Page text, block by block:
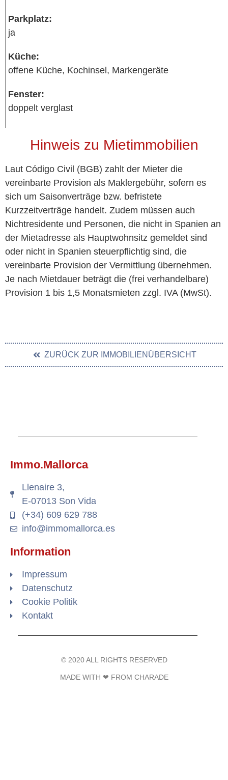
Parkplatz:
ja
Küche:
offene Küche, Kochinsel, Markengeräte
Fenster:
doppelt verglast
Hinweis zu Mietimmobilien
Laut Código Civil (BGB) zahlt der Mieter die
vereinbarte Provision als Maklergebühr, sofern es
sich um Saisonverträge bzw. befristete
Kurzzeitverträge handelt. Zudem müssen auch
Nichtresidente und Personen, die nicht in Spanien an
der Mietadresse als Hauptwohnsitz gemeldet sind
oder nicht in Spanien steuerpflichtig sind, die
vereinbarte Provision der Vermittlung übernehmen.
Je nach Mietdauer beträgt die (frei verhandelbare)
Provision 1 bis 1,5 Monatsmieten zzgl. IVA (MwSt).
ZURÜCK ZUR IMMOBILIENÜBERSICHT
Immo.Mallorca
Llenaire 3,
E-07013 Son Vida
(+34) 609 629 788
info@immomallorca.es
Information
Impressum
Datenschutz
Cookie Politik
Kontakt
© 2020 ALL RIGHTS RESERVED​
MADE WITH ❤ FROM CHARADE